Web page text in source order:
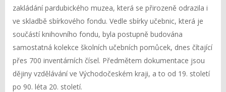
zakládání pardubického muzea, která se přirozeně odrazila i
ve skladbě sbírkového fondu. Vedle sbírky učebnic, která je
součástí knihovního fondu, byla postupně budována
samostatná kolekce školních učebních pomůcek, dnes čítající
přes 700 inventárních čísel. Předmětem dokumentace jsou
dějiny vzdělávání ve Východočeském kraji, a to od 19. století
po 90. léta 20. století.